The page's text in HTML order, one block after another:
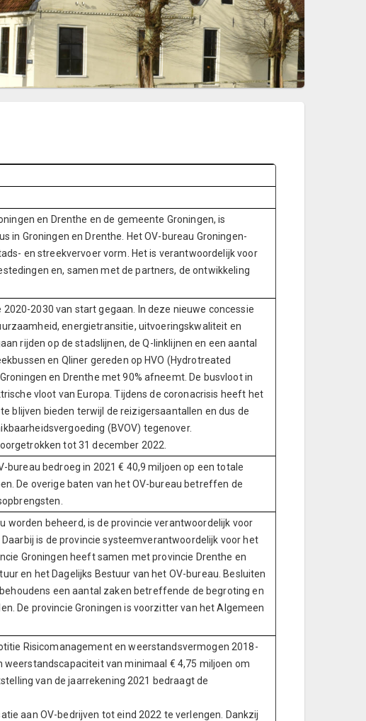
en Drenthe en de gemeente Groningen, is
in Groningen en Drenthe. Het OV-bureau Groningen-
en streekvervoer vorm. Het is verantwoordelijk voor
en, samen met de partners, de ontwikkeling
2030 van start gegaan. In deze nieuwe concessie
energietransitie, uitvoeringskwaliteit en
rijden op de stadslijnen, de Q-linklijnen en een aantal
en Qliner gereden op HVO (Hydrotreated
en Drenthe met 90% afneemt. De busvloot in
vloot van Europa. Tijdens de coronacrisis heeft het
blijven bieden terwijl de reizigersaantallen en dus de
(BVOV) tegenover.
tot 31 december 2022.
bureau bedroeg in 2021 € 40,9 miljoen op een totale
De overige baten van het OV-bureau betreffen de
worden beheerd, is de provincie verantwoordelijk voor
is de provincie systeemverantwoordelijk voor het
Groningen heeft samen met provincie Drenthe en
en het Dagelijks Bestuur van het OV-bureau. Besluiten
een aantal zaken betreffende de begroting en
De provincie Groningen is voorzitter van het Algemeen
Risicomanagement en weerstandsvermogen 2018-
van minimaal € 4,75 miljoen om
van de jaarrekening 2021 bedraagt de
aan OV-bedrijven tot eind 2022 te verlengen. Dankzij